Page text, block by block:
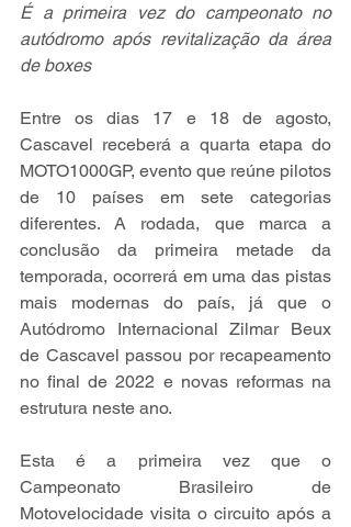
É a primeira vez do campeonato no
autódromo após revitalização da área
de boxes
Entre os dias 17 e 18 de agosto,
Cascavel receberá a quarta etapa do
MOTO1000GP, evento que reúne pilotos
de 10 países em sete categorias
diferentes. A rodada, que marca a
conclusão da primeira metade da
temporada, ocorrerá em uma das pistas
mais modernas do país, já que o
Autódromo Internacional Zilmar Beux
de Cascavel passou por recapeamento
no final de 2022 e novas reformas na
estrutura neste ano.
Esta é a primeira vez que o
Campeonato Brasileiro de
Motovelocidade visita o circuito após a